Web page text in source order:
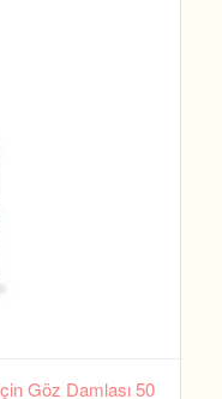
Göz Damlası 50